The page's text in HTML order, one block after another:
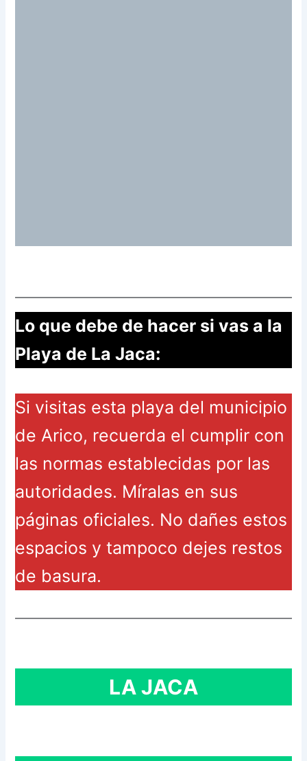
Lo que debe de hacer si vas a la
Playa de La Jaca:
Si visitas esta playa del municipio
de Arico, recuerda el cumplir con
las normas establecidas por las
autoridades. Míralas en sus
páginas oficiales. No dañes estos
espacios y tampoco dejes restos
de basura.
LA JACA